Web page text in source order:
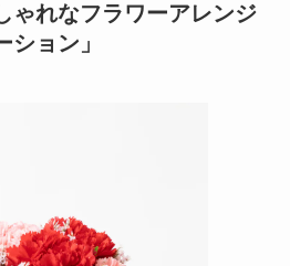
ゃれなフラワーアレンジ
ション」